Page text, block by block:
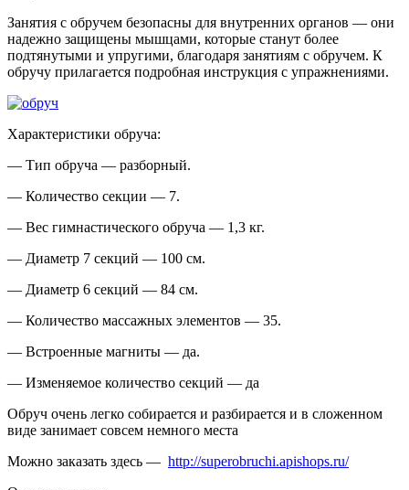
Занятия с обручем безопасны для внутренних органов — они
надежно защищены мышцами, которые станут более
подтянутыми и упругими, благодаря занятиям с обручем. К
обручу прилагается подробная инструкция с упражнениями.
Характеристики обруча:
— Тип обруча — разборный.
— Количество секции — 7.
— Вес гимнастического обруча — 1,3 кг.
— Диаметр 7 секций — 100 см.
— Диаметр 6 секций — 84 см.
— Количество массажных элементов — 35.
— Встроенные магниты — да.
— Изменяемое количество секций — да
Обруч очень легко собирается и разбирается и в сложенном
виде занимает совсем немного места
Можно заказать здесь — http://superobruchi.apishops.ru/